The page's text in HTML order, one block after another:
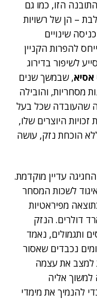
הזו, כמו גם
– הן של רשויות
שינויים
להפרות הקניין
לשיפור בדירוג
אסיא, שבמשך שנים
מסחריות, והובילה
שהעובדה שכל בעל
היוצרים שלו,
הוכחת נזק, עושה
עדיין מוקדמת.
לשכות המסחר
מפיראטיות
האחרונות בכ-2 מיליארד דולרים. הנזק
ותגמולים, נאמד
נכבדים שאסור
למצב את עצמה
למשוך אליה
להנמיך את מימדי